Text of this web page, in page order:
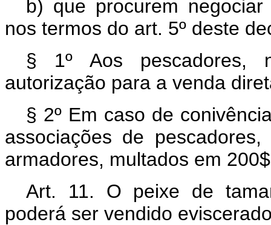
b) que procurem
nos termos do art. 5º deste
§ 1º Aos pescadores,
autorização para a venda
§ 2º Em caso de
associações de
armadores, multados em
Art. 11. O peixe de
poderá ser vendido